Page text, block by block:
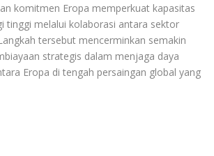
komitmen Eropa memperkuat kapasitas
tinggi melalui kolaborasi antara sektor
tersebut mencerminkan semakin
strategis dalam menjaga daya
Eropa di tengah persaingan global yang